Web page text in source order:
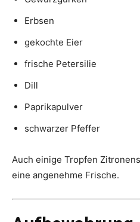
Erbsen
gekochte Eier
frische Petersilie
Dill
Paprikapulver
schwarzer Pfeffer
Auch einige Tropfen
eine angenehme Frische.